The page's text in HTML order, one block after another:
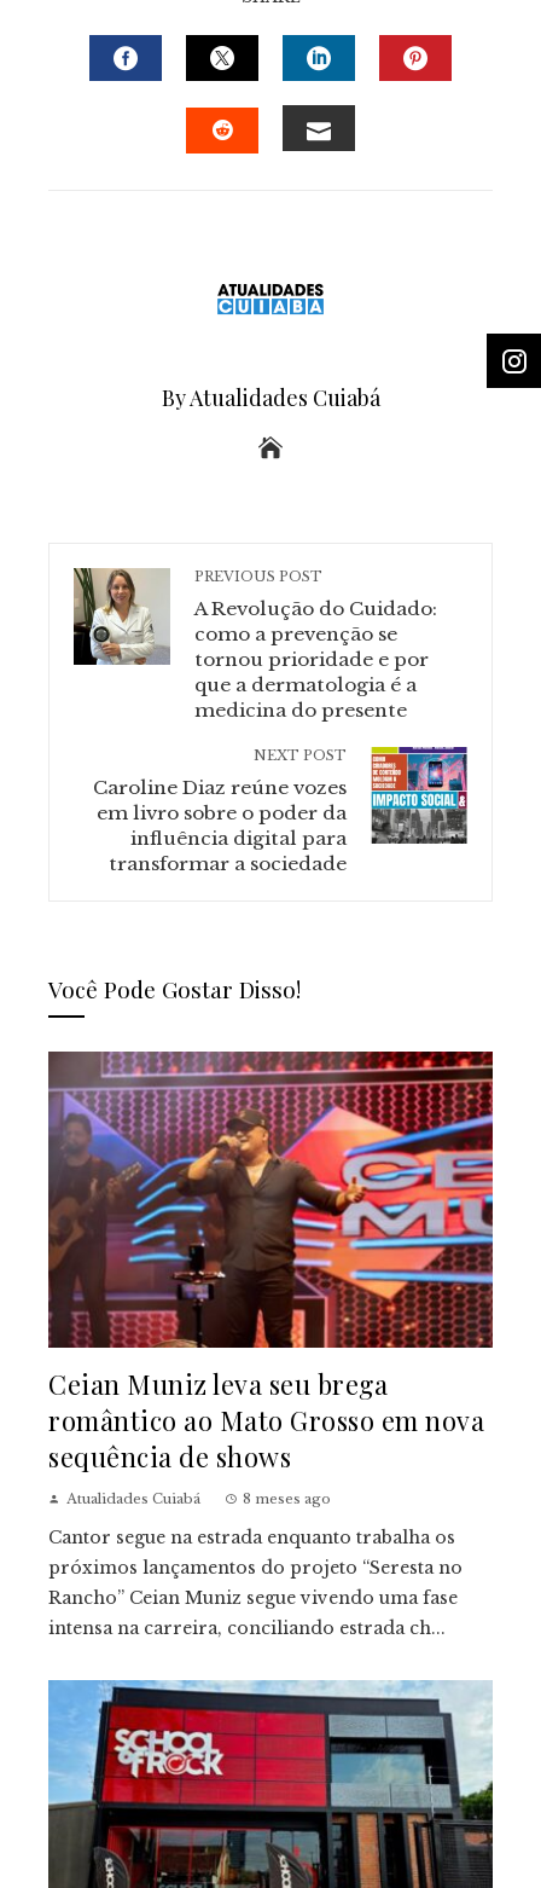
FACEBOOKTWITTERLINKEDIN
By Atualidades Cuiabá
PREVIOUS POST
A Revolução do Cuidado:
como a prevenção se
tornou prioridade e por
que a dermatologia é a
medicina do presente
NEXT POST
Caroline Diaz reúne vozes
em livro sobre o poder da
influência digital para
transformar a sociedade
Você Pode Gostar Disso!
Ceian Muniz leva seu brega
romântico ao Mato Grosso em nova
sequência de shows
Atualidades Cuiabá 8 meses ago
Cantor segue na estrada enquanto trabalha os
próximos lançamentos do projeto “Seresta no
Rancho” Ceian Muniz segue vivendo uma fase
intensa na carreira, conciliando estrada ch...